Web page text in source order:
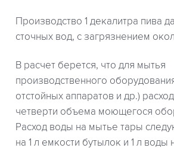
Производство 1 декалитра пива
сточных вод, с загрязнением
В расчет берется, что для мытья
производственного
отстойных аппаратов и др.)
четверти объема моющегося
Расход воды на мытье тары
на 1 л емкости бутылок и 1 л воды